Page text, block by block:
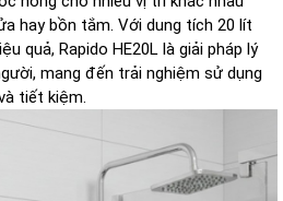
hay bồn tắm. Với dung tích 20 lít
quả, Rapido HE20L là giải pháp lý
mang đến trải nghiệm sử dụng
tiết kiệm.